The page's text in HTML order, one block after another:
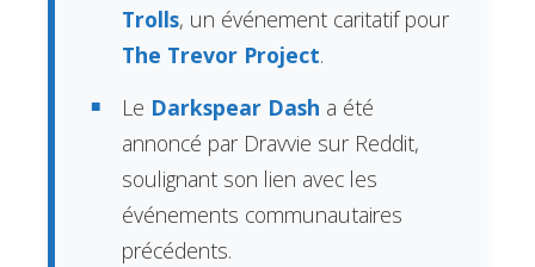
Trolls, un événement caritatif pour
The Trevor Project.
Le Darkspear Dash a été
annoncé par Dravvie sur Reddit,
soulignant son lien avec les
événements communautaires
précédents.